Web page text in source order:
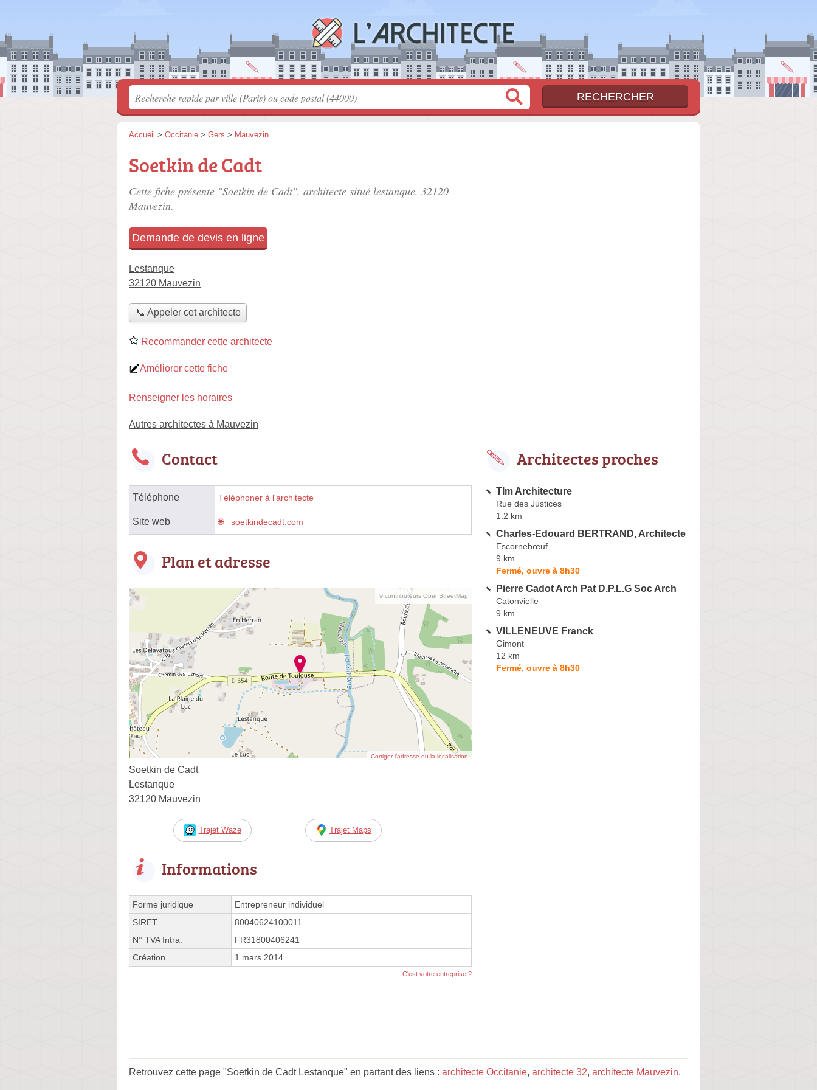
Accueil > Occitanie > Gers > Mauvezin
Soetkin de Cadt
Cette fiche présente "Soetkin de Cadt", architecte situé lestanque, 32120
Mauvezin.
Demande de devis en ligne
Lestanque
32120 Mauvezin
📞 Appeler cet architecte
Recommander cette architecte
Améliorer cette fiche
Renseigner les horaires
Autres architectes à Mauvezin
Contact
Téléphone Téléphoner à l'architecte
Site web soetkindecadt.com
Plan et adresse
© contributeurs OpenStreetMap
Corriger l’adresse ou la localisation
Soetkin de Cadt
Lestanque
32120 Mauvezin
Trajet Waze Trajet Maps
Informations
Forme juridique
Entrepreneur individuel
SIRET
80040624100011
N° TVA Intra.
FR31800406241
Création
1 mars 2014
C'est votre entreprise ?
Architectes proches
Tlm Architecture
Rue des Justices
1.2 km
Charles-Edouard BERTRAND, Architecte
Escornebœuf
9 km
Fermé, ouvre à 8h30
Pierre Cadot Arch Pat D.P.L.G Soc Arch
Catonvielle
9 km
VILLENEUVE Franck
Gimont
12 km
Fermé, ouvre à 8h30
Retrouvez cette page "Soetkin de Cadt Lestanque" en partant des liens : architecte Occitanie, architecte 32, architecte Mauvezin.